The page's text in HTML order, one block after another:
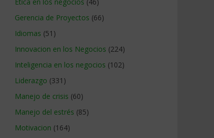
Gerencia de Proyectos (66)
Idiomas (51)
Innovacion en los Negocios (224)
Inteligencia en los negocios (102)
Liderazgo (331)
Manejo de crisis (60)
Manejo del estrés (85)
Motivacion (164)